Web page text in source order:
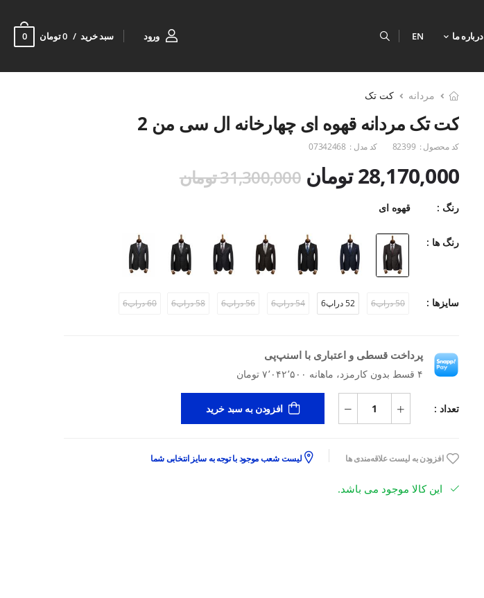
درباره ما EN ورود سبد خرید 0 تومان 0
مردانه کت تک
کت تک مردانه قهوه ای چهارخانه ال سی من 2
کد محصول : 82399 کد مدل : 07342468
28,170,000 تومان 31,300,000 تومان
رنگ : قهوه ای
رنگ ها :
سایزها : 50 دراپ6 52 دراپ6 54 دراپ6 56 دراپ6 58 دراپ6 60 دراپ6
پرداخت قسطی و اعتباری با اسنپ‌پی
۴ قسط بدون کارمزد، ماهانه ۷٬۰۴۲٬۵۰۰ تومان
تعداد : افزودن به سبد خرید
افزودن به لیست علاقه‌مندی ها لیست شعب موجود با توجه به سایز انتخابی شما
این کالا موجود می باشد.